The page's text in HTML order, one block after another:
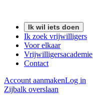
Ik wil iets doen
Ik zoek vrijwilligers
Voor elkaar
Vrijwilligersacademie
Contact
Account aanmakenLog in
Zijbalk overslaan